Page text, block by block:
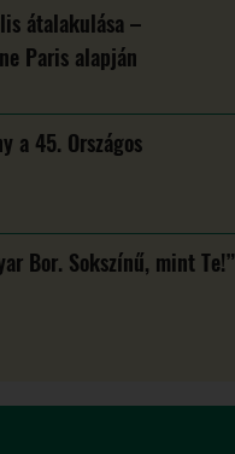
átalakulása –
Paris alapján
a 45. Országos
Bor. Sokszínű, mint Te!”